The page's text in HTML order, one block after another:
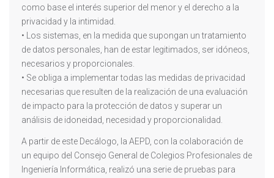
como base el interés superior del menor y el derecho a la
privacidad y la intimidad.
• Los sistemas, en la medida que supongan un tratamiento
de datos personales, han de estar legitimados, ser idóneos,
necesarios y proporcionales.
• Se obliga a implementar todas las medidas de privacidad
necesarias que resulten de la realización de una evaluación
de impacto para la protección de datos y superar un
análisis de idoneidad, necesidad y proporcionalidad.
A partir de este Decálogo, la AEPD, con la colaboración de
un equipo del Consejo General de Colegios Profesionales de
Ingeniería Informática, realizó una serie de pruebas para